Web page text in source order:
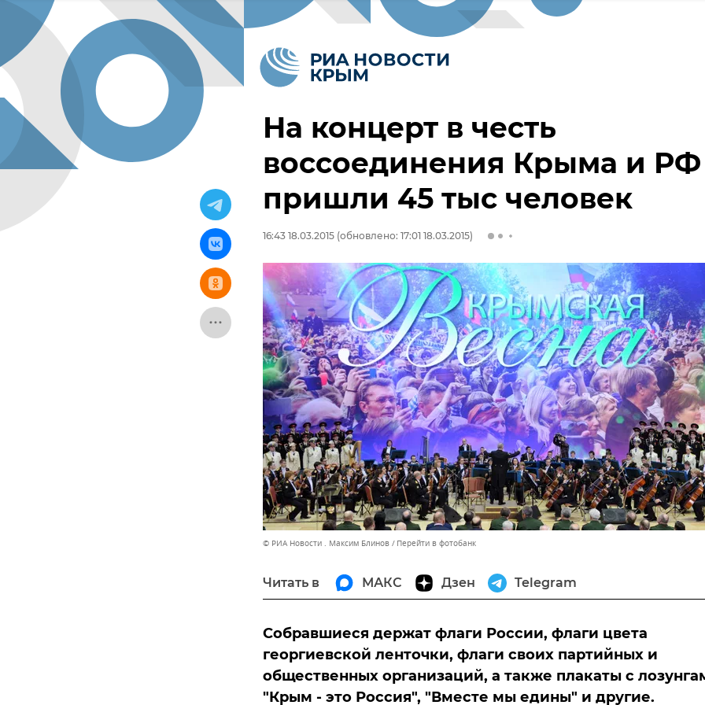
На концерт в честь
воссоединения Крыма и РФ
пришли 45 тыс человек
16:43 18.03.2015 (обновлено: 17:01 18.03.2015)
© РИА Новости . Максим Блинов Перейти в фотобанк
Читать в МАКС Дзен Telegram
Собравшиеся держат флаги России, флаги цвета
георгиевской ленточки, флаги своих партийных и
общественных организаций, а также плакаты с
"Крым - это Россия", "Вместе мы едины" и другие.